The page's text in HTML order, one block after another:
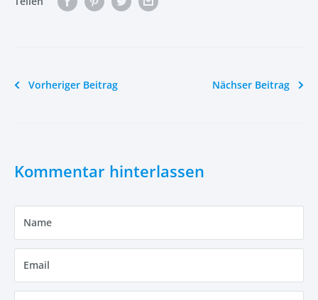
Vorheriger Beitrag Nächser Beitrag
Kommentar hinterlassen
Name
Email